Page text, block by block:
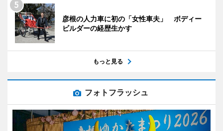
彦根の人力車に初の「女性車夫」 ボディー
ビルダーの経歴生かす
もっと見る
フォトフラッシュ